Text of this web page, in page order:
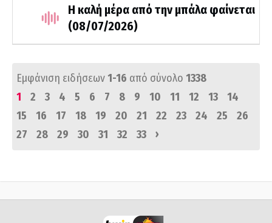
Η καλή μέρα από την μπάλα φαίνεται
(08/07/2026)
Εμφάνιση ειδήσεων1-16 από σύνολο 1338
1
2 3 4 5 6 7 8 9 10 11 12 13
14
15
16 17 18 19 20 21 22 23 24 25
26
27
28 29 30 31 32 33 ›